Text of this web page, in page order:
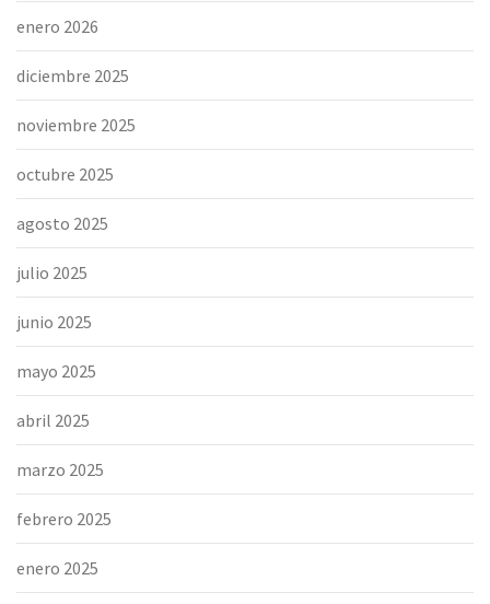
enero 2026
diciembre 2025
noviembre 2025
octubre 2025
agosto 2025
julio 2025
junio 2025
mayo 2025
abril 2025
marzo 2025
febrero 2025
enero 2025